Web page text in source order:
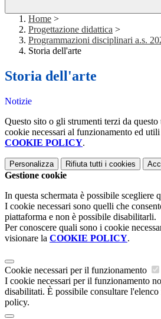
Home >
Progettazione didattica >
Programmazioni disciplinari a.s.
Storia dell'arte
Storia dell'arte
Notizie
Questo sito o gli strumenti terzi da
cookie necessari al funzionamento ed
COOKIE POLICY.
Personalizza Rifiuta tutti i cookies
Gestione cookie
In questa schermata è possibile scegliere
I cookie necessari sono quelli che
piattaforma e non è possibile disabilitarli.
Per conoscere quali sono i cookie
visionare la COOKIE POLICY.
Cookie necessari per il funzionamento
I cookie necessari per il funzionamento
disabilitati. È possibile consultare
policy.